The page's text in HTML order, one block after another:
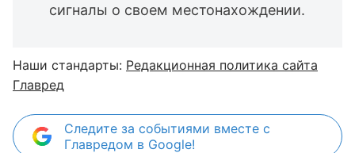
сигналы о своем местонахождении.
Наши стандарты: Редакционная политика сайта
Главред
Следите за событиями вместе с
Главредом в Google!